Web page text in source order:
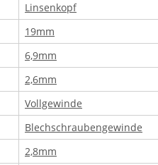
Linsenkopf
19mm
6,9mm
2,6mm
Vollgewinde
Blechschraubengewinde
2,8mm